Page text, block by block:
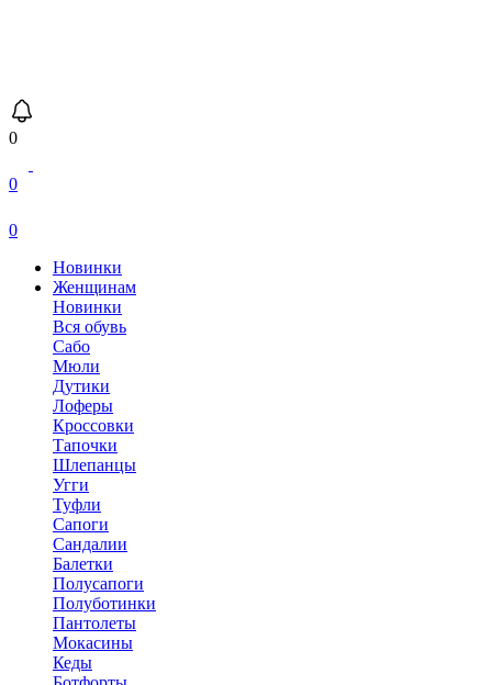
0
0
0
Новинки
Женщинам
Новинки
Вся обувь
Сабо
Мюли
Дутики
Лоферы
Кроссовки
Тапочки
Шлепанцы
Угги
Туфли
Сапоги
Сандалии
Балетки
Полусапоги
Полуботинки
Пантолеты
Мокасины
Кеды